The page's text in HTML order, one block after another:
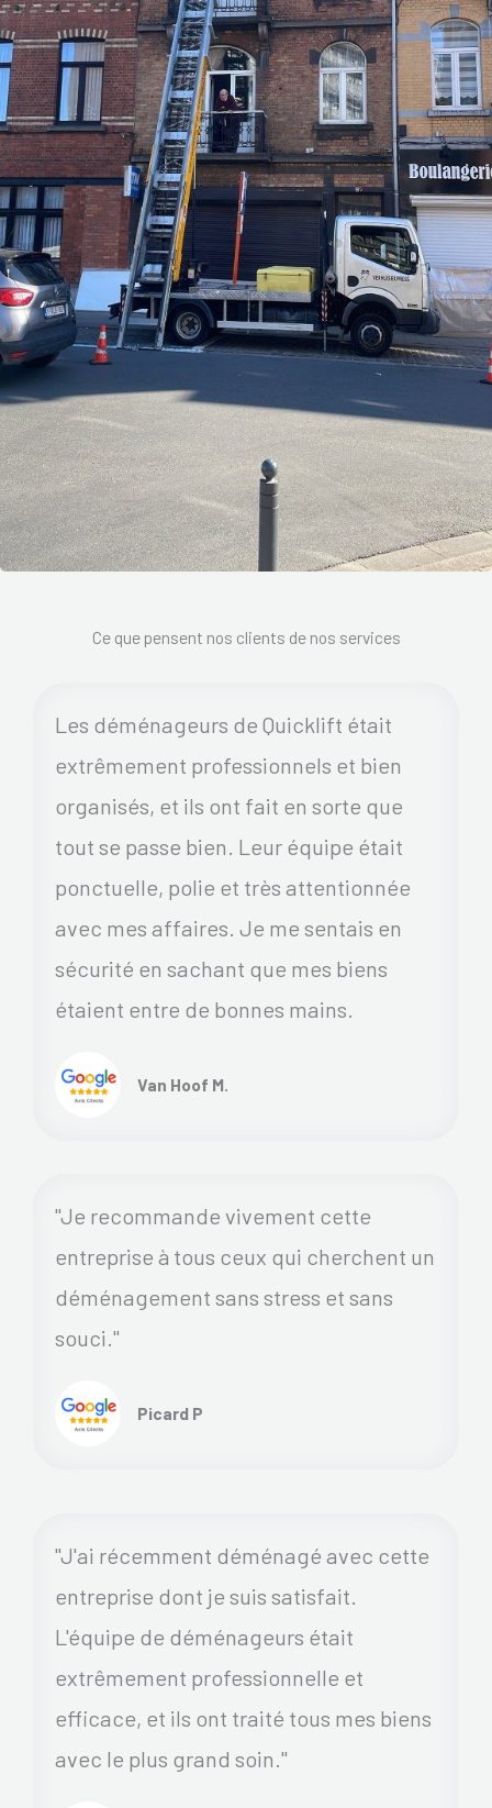
Ce que pensent nos clients de nos services
Les déménageurs de Quicklift était
extrêmement professionnels et bien
organisés, et ils ont fait en sorte que
tout se passe bien. Leur équipe était
ponctuelle, polie et très attentionnée
avec mes affaires. Je me sentais en
sécurité en sachant que mes biens
étaient entre de bonnes mains.
Van Hoof M.
"Je recommande vivement cette
entreprise à tous ceux qui cherchent un
déménagement sans stress et sans
souci."
Picard P
"J'ai récemment déménagé avec cette
entreprise dont je suis satisfait.
L'équipe de déménageurs était
extrêmement professionnelle et
efficace, et ils ont traité tous mes biens
avec le plus grand soin."